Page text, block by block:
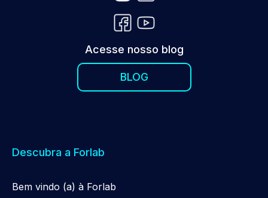
Acesse nosso blog
BLOG
Descubra a Forlab
Bem vindo (a) à Forlab